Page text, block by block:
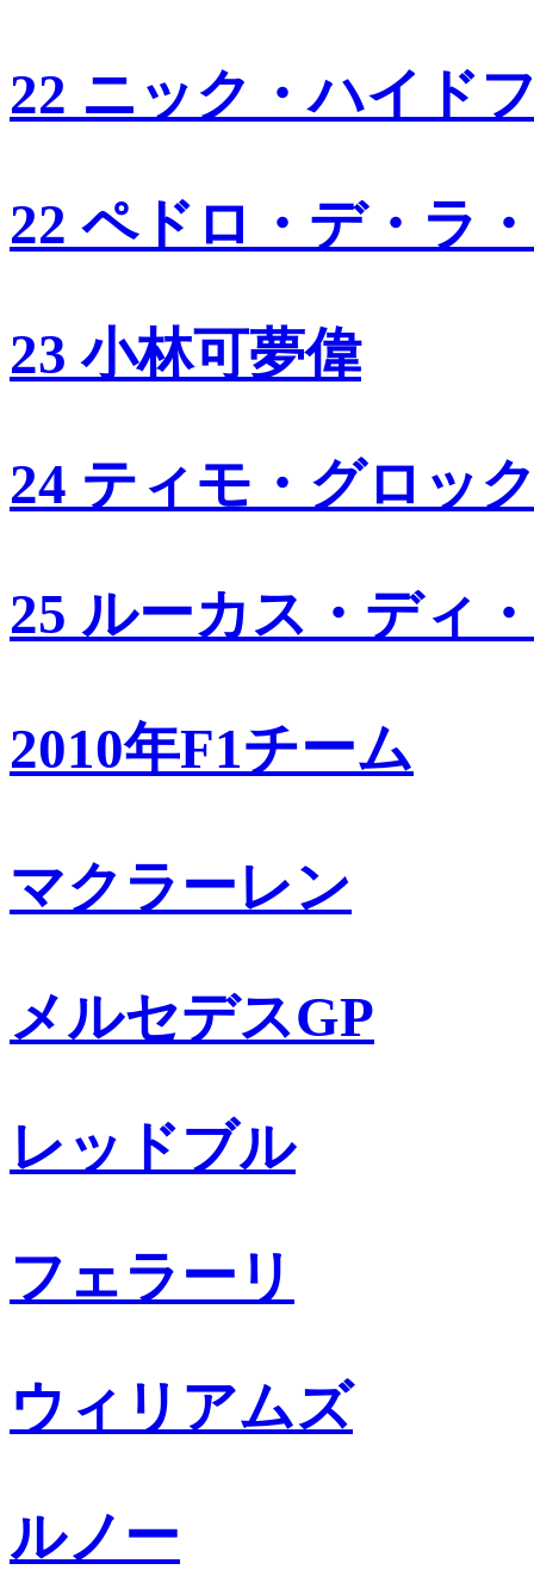
22 ニック・ハイド
22 ペドロ・デ・ラ
23 小林可夢偉
24 ティモ・グロッ
25 ルーカス・ディ
2010年F1チーム
マクラーレン
メルセデスGP
レッドブル
フェラーリ
ウィリアムズ
ルノー